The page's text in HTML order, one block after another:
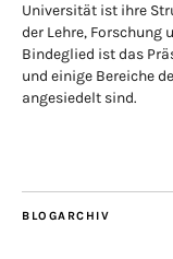
Universität ist ihre
der Lehre, Forschung
Bindeglied ist das
und einige Bereiche
angesiedelt sind.
BLOGARCHIV